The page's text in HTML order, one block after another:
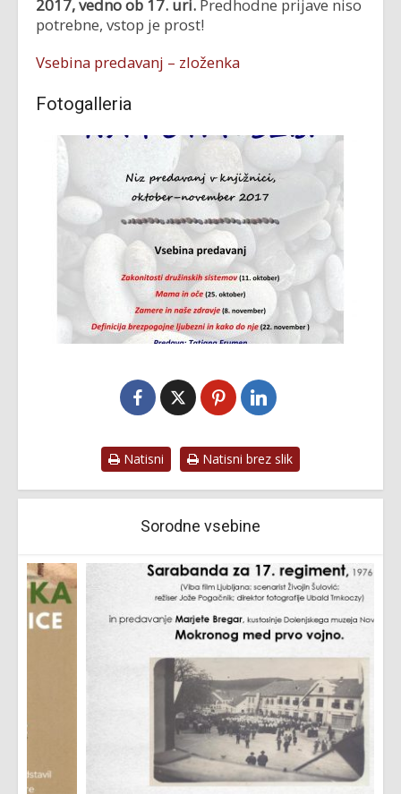
2017, vedno ob 17. uri. Predhodne prijave niso
potrebne, vstop je prost!
Vsebina predavanj – zloženka
Fotogalleria
Natisni Natisni brez slik
Sorodne vsebine